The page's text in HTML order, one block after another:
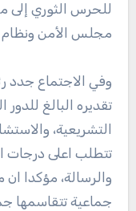
للحرس الثوري إلى
مجلس الأمن ونظام
وفي الاجتماع جدد
تقديره البالغ
التشريعية،
تتطلب اعلى درجات
والرسالة، مؤكدا
جماعية تتقاسمها